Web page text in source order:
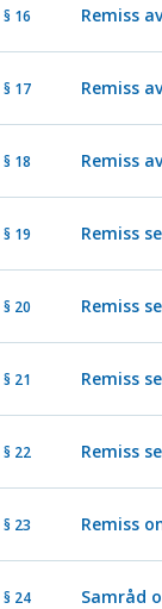
§ 16 Remiss
§ 17 Remiss
§ 18 Remiss
§ 19 Remiss
§ 20 Remiss
§ 21 Remiss
§ 22 Remiss
§ 23 Remiss
§ 24 Samråd